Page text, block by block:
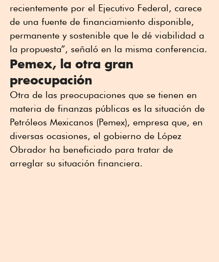
recientemente por el Ejecutivo Federal, carece
de una fuente de financiamiento disponible,
permanente y sostenible que le dé viabilidad a
la propuesta”, señaló en la misma conferencia.
Pemex, la otra gran
preocupación
Otra de las preocupaciones que se tienen en
materia de finanzas públicas es la situación de
Petróleos Mexicanos (Pemex), empresa que, en
diversas ocasiones, el gobierno de López
Obrador ha beneficiado para tratar de
arreglar su situación financiera.